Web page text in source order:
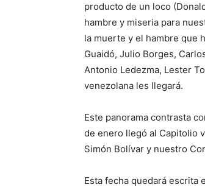
producto de un loco
hambre y miseria para
la muerte y el hambre que
Guaidó, Julio Borges,
Antonio Ledezma, Lester
venezolana les llegará.
Este panorama contrasta
de enero llegó al Capitolio
Simón Bolívar y nuestro
Esta fecha quedará escrita